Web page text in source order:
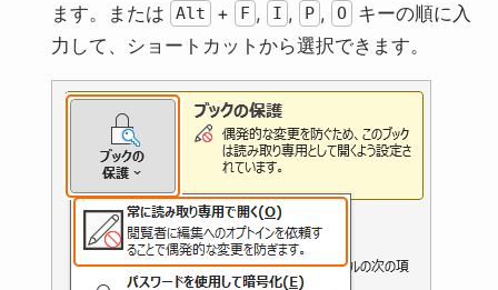
ます。または
Alt + F , I , P , O
キーの順に入
力して、ショートカットから選択できます。